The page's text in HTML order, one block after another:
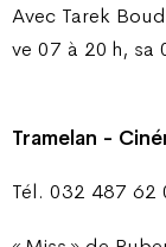
Avec Tarek
ve 07 à 20 h, sa
Tramelan -
Tél. 032 487 62